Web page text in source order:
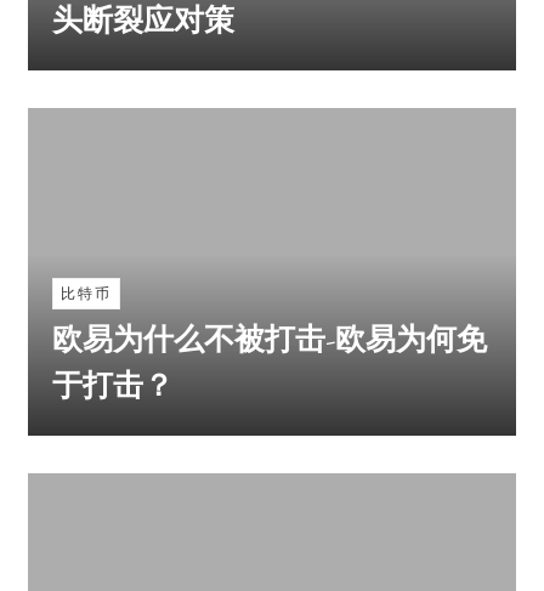
头断裂应对策
比特币
欧易为什么不被打击-欧易为何免
于打击？